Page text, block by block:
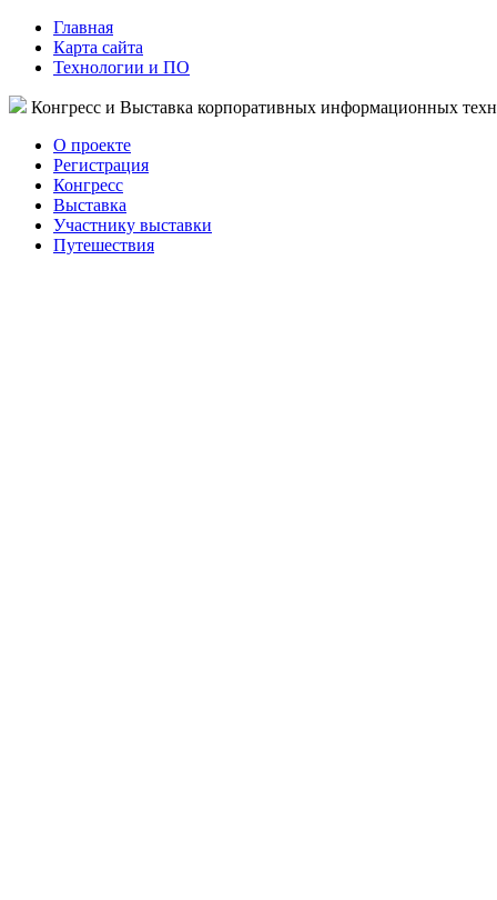
Главная
Карта сайта
Технологии и ПО
Конгресс и Выставка корпоративных информационных
О проекте
Регистрация
Конгресс
Выставка
Участнику выставки
Путешествия